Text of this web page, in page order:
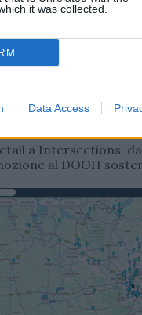
it was collected.
Data Access
a Intersections:
al DOOH